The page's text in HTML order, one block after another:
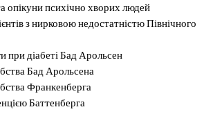
опікуни психічно хворих людей
з нирковою недостатністю Північного
при діабеті Бад Арольсен
Бад Арольсена
Франкенберга
Баттенберга